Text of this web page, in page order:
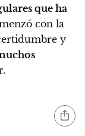
que ha
con la
y
.